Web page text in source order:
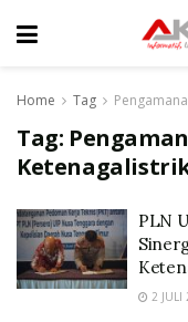
Home Tag
Tag:
PLN
2 JULI